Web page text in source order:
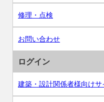
修理・点検
お問い合わせ
ログイン
建築・設計関係者様向けサ